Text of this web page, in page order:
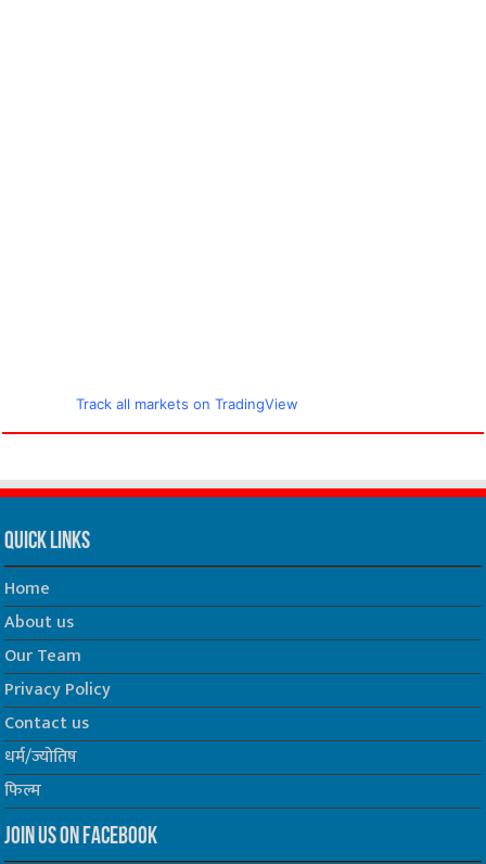
Track all markets on TradingView
Quick Links
Home
About us
Our Team
Privacy Policy
Contact us
धर्म/ज्योतिष
फिल्म
Join us on Facebook